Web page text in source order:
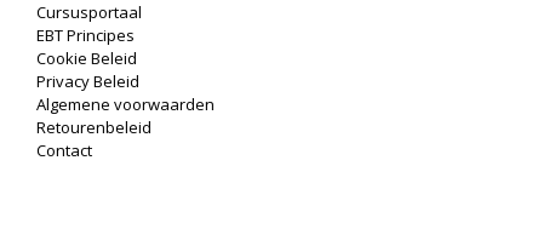
Cursusportaal
EBT Principes
Cookie Beleid
Privacy Beleid
Algemene voorwaarden
Retourenbeleid
Contact